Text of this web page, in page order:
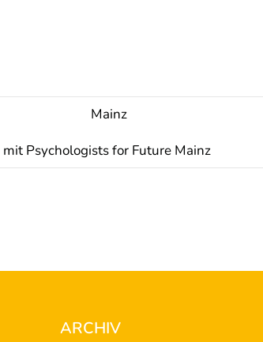
Mainz
Psychologists for Future Mainz
ARCHIV